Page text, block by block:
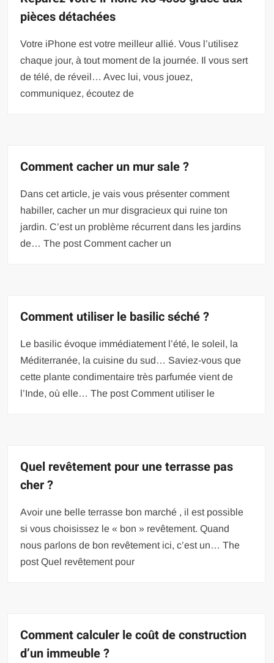
pièces détachées
Votre iPhone est votre meilleur allié. Vous l’utilisez
chaque jour, à tout moment de la journée. Il vous sert
de télé, de réveil… Avec lui, vous jouez,
communiquez, écoutez de
Comment cacher un mur sale ?
Dans cet article, je vais vous présenter comment
habiller, cacher un mur disgracieux qui ruine ton
jardin. C’est un problème récurrent dans les jardins
de… The post Comment cacher un
Comment utiliser le basilic séché ?
Le basilic évoque immédiatement l’été, le soleil, la
Méditerranée, la cuisine du sud… Saviez-vous que
cette plante condimentaire très parfumée vient de
l’Inde, où elle… The post Comment utiliser le
Quel revêtement pour une terrasse pas
cher ?
Avoir une belle terrasse bon marché , il est possible
si vous choisissez le « bon » revêtement. Quand
nous parlons de bon revêtement ici, c’est un… The
post Quel revêtement pour
Comment calculer le coût de construction
d’un immeuble ?